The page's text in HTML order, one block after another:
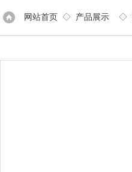
网站首页 ◇ 产品展示 ◇